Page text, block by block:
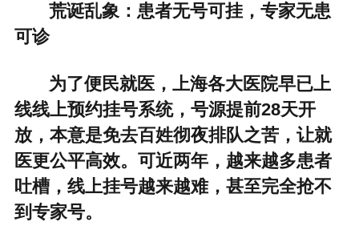
荒诞乱象：患者无号可挂，专家无患
可诊
为了便民就医，上海各大医院早已上
线线上预约挂号系统，号源提前28天开
放，本意是免去百姓彻夜排队之苦，让就
医更公平高效。可近两年，越来越多患者
吐槽，线上挂号越来越难，甚至完全抢不
到专家号。